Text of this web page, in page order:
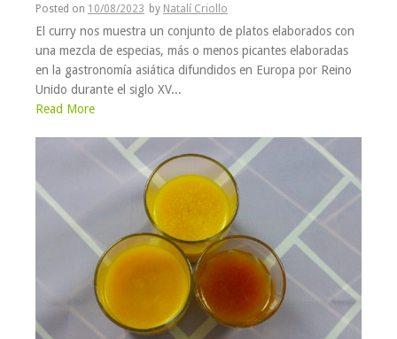
Posted on 10/08/2023 by Natalí Criollo
El curry nos muestra un conjunto de platos elaborados con
una mezcla de especias, más o menos picantes elaboradas
en la gastronomía asiática difundidos en Europa por Reino
Unido durante el siglo XV...
Read More